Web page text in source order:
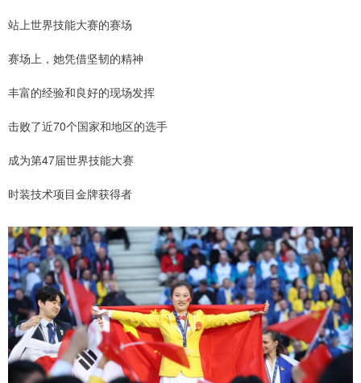
站上世界技能大赛的赛场
赛场上，她凭借坚韧的精神
丰富的经验和良好的现场发挥
击败了近70个国家和地区的选手
成为第47届世界技能大赛
时装技术项目金牌获得者